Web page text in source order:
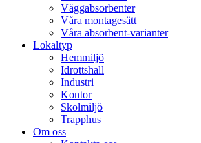
Väggabsorbenter
Våra montagesätt
Våra absorbent-varianter
Lokaltyp
Hemmiljö
Idrottshall
Industri
Kontor
Skolmiljö
Trapphus
Om oss